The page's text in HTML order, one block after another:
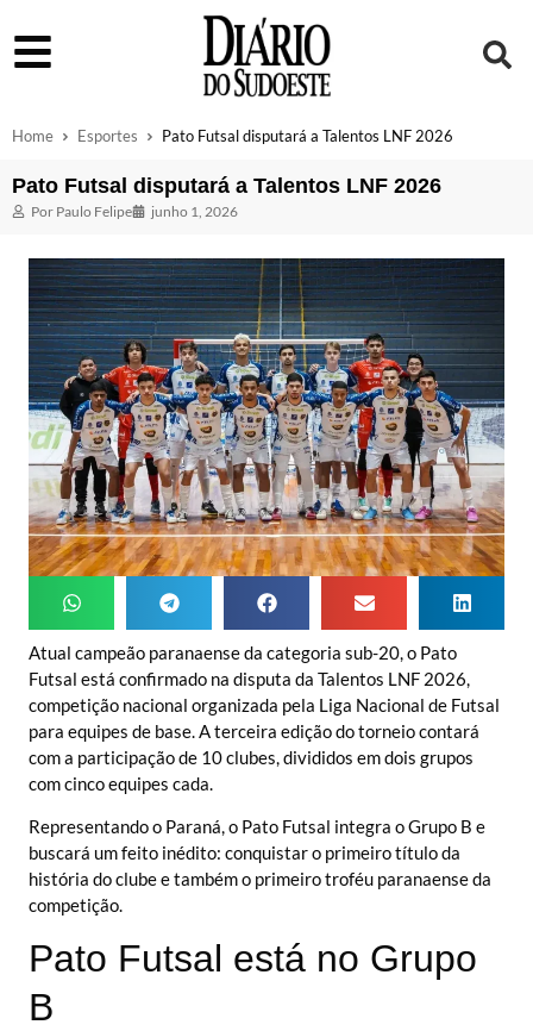
Home Esportes Pato Futsal disputará a Talentos LNF 2026
Pato Futsal disputará a Talentos LNF 2026
Por Paulo Felipe junho 1, 2026
Atual campeão paranaense da categoria sub-20, o Pato
Futsal está confirmado na disputa da Talentos LNF 2026,
competição nacional organizada pela Liga Nacional de Futsal
para equipes de base. A terceira edição do torneio contará
com a participação de 10 clubes, divididos em dois grupos
com cinco equipes cada.
Representando o Paraná, o Pato Futsal integra o Grupo B e
buscará um feito inédito: conquistar o primeiro título da
história do clube e também o primeiro troféu paranaense da
competição.
Pato Futsal está no Grupo
B